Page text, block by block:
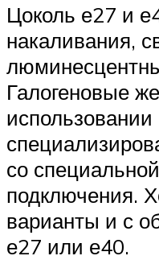
Цоколь е27 и
накаливания,
Галогеновые
использовании
со
подключения.
варианты и с
е27 или е40.